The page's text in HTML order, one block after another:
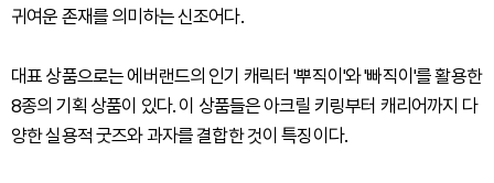
귀여운 존재를 의미하는 신조어다.
대표 상품으로는 에버랜드의 인기 캐릭터 '뿌직이'와 '빠직이'를 활용한
8종의 기획 상품이 있다. 이 상품들은 아크릴 키링부터 캐리어까지 다
양한 실용적 굿즈와 과자를 결합한 것이 특징이다.